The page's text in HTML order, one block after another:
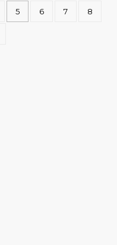
5 6 7 8